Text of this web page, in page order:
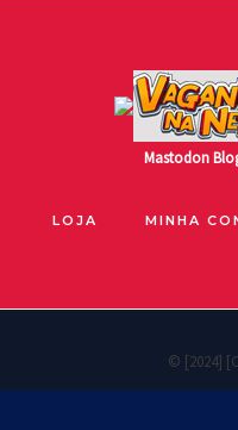
Mastodon
LOJA MINHA
© [2024]